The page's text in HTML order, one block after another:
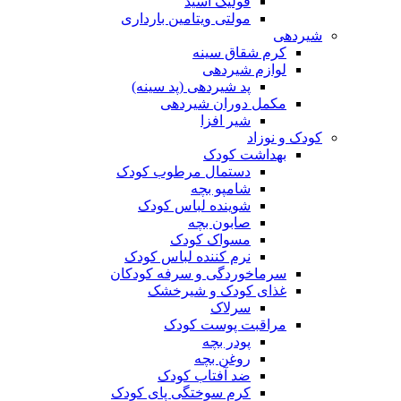
مولتی ویتامین بارداری
کرم شقاق سینه
لوازم شیردهی
پد شیردهی (پد سینه)
مکمل دوران شیردهی
کودک و نوزاد
بهداشت کودک
دستمال مرطوب کودک
شامپو بچه
شوینده لباس کودک
صابون بچه
مسواک کودک
نرم کننده لباس کودک
سرماخوردگی و سرفه کودکان
غذای کودک و شیرخشک
مراقبت پوست کودک
روغن بچه
ضد آفتاب کودک
کرم سوختگی پای کودک